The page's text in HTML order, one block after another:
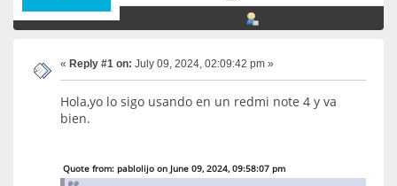
« Reply #1 on: July 09, 2024, 02:09:42 pm »
Hola,yo lo sigo usando en un redmi note 4 y va
bien.
Quote from: pablolijo on June 09, 2024, 09:58:07 pm